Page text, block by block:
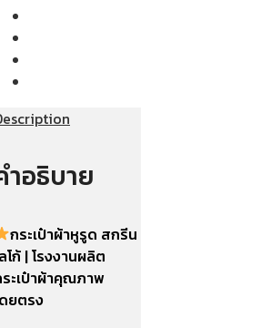
ำอธิบาย
กระเป๋าผ้าหูรูด สกรีน
โก้ | โรงงานผลิต
ะเป๋าผ้าคุณภาพ
ยตรง